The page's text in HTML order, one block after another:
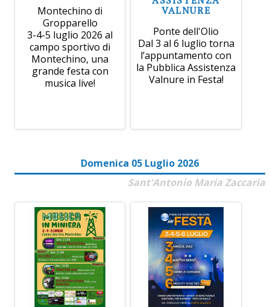
Montechino di
Gropparello
3-4-5 luglio 2026 al
campo sportivo di
Montechino, una
grande festa con
musica live!
VALNURE
Ponte dell'Olio
Dal 3 al 6 luglio torna
l’appuntamento con
la Pubblica Assistenza
Valnure in Festa!
Domenica 05 Luglio 2026
Sant'Antonio Maria Zaccaria